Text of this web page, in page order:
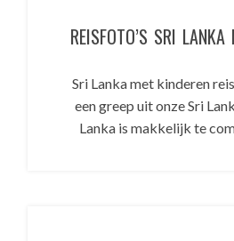
REISFOTO’S SRI LANKA
Sri Lanka met kinderen
een greep uit onze Sri
Lanka is makkelijk te